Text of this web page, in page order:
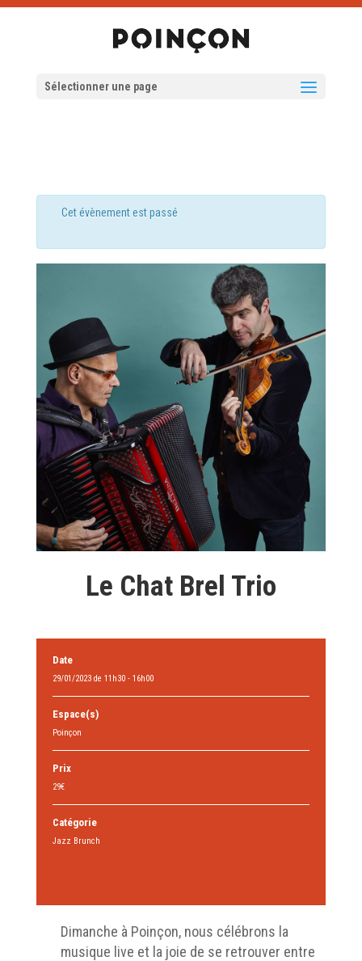
Sélectionner une page
Cet évènement est passé
Le Chat Brel Trio
Date
29/01/2023 de 11h30 - 16h00
Espace(s)
Poinçon
Prix
29€
Catégorie
Jazz Brunch
Dimanche à Poinçon, nous célébrons la
musique live et la joie de se retrouver entre